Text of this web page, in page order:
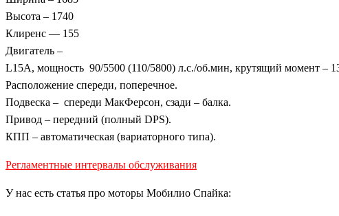
Высота – 1740
Клиренс — 155
Двигатель –
L15A, мощность 90/5500 (110/5800) л.с./об.мин, крутящий момент –
Расположение спереди, поперечное.
Подвеска – спереди МакФерсон, сзади – балка.
Привод – передний (полный DPS).
КПП – автоматическая (вариаторного типа).
Регламентные интервалы обслуживания
У нас есть статья про моторы Мобилио Спайка: